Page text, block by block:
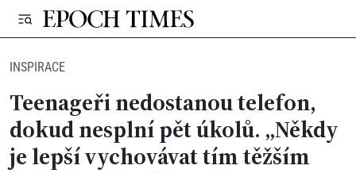
INSPIRACE
Teenageři nedostanou telefon,
dokud nesplní pět úkolů. „Někdy
je lepší vychovávat tím těžším